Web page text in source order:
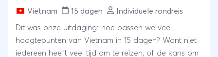
Vietnam 15 dagen Individuele rondreis
Dit was onze uitdaging: hoe passen we veel
hoogtepunten van Vietnam in 15 dagen? Want niet
iedereen heeft veel tijd om te reizen, of de kans om